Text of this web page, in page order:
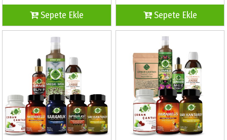
Sepete Ekle Sepete Ekle